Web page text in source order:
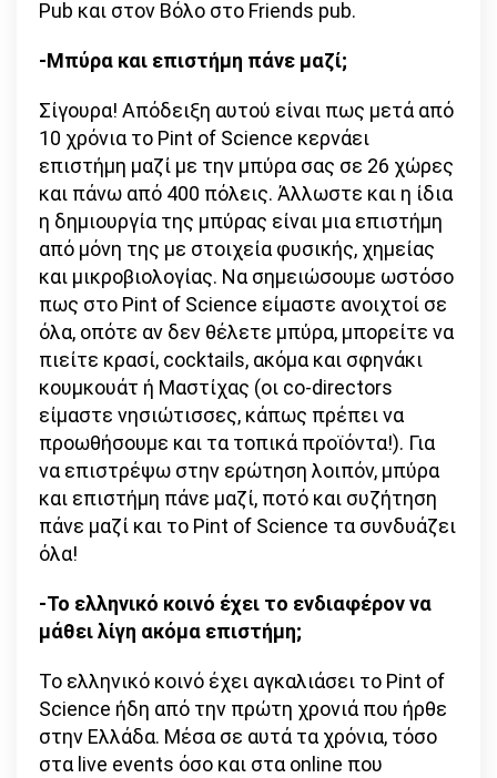
Pub και στον Βόλο στο Friends pub.
-Μπύρα και επιστήμη πάνε μαζί;
Σίγουρα! Απόδειξη αυτού είναι πως μετά από
10 χρόνια το Pint of Science κερνάει
επιστήμη μαζί με την μπύρα σας σε 26 χώρες
και πάνω από 400 πόλεις. Άλλωστε και η ίδια
η δημιουργία της μπύρας είναι μια επιστήμη
από μόνη της με στοιχεία φυσικής, χημείας
και μικροβιολογίας. Να σημειώσουμε ωστόσο
πως στο Pint of Science είμαστε ανοιχτοί σε
όλα, οπότε αν δεν θέλετε μπύρα, μπορείτε να
πιείτε κρασί, cocktails, ακόμα και σφηνάκι
κουμκουάτ ή Μαστίχας (οι co-directors
είμαστε νησιώτισσες, κάπως πρέπει να
προωθήσουμε και τα τοπικά προϊόντα!). Για
να επιστρέψω στην ερώτηση λοιπόν, μπύρα
και επιστήμη πάνε μαζί, ποτό και συζήτηση
πάνε μαζί και το Pint of Science τα συνδυάζει
όλα!
-Το ελληνικό κοινό έχει το ενδιαφέρον να
μάθει λίγη ακόμα επιστήμη;
Το ελληνικό κοινό έχει αγκαλιάσει το Pint of
Science ήδη από την πρώτη χρονιά που ήρθε
στην Ελλάδα. Μέσα σε αυτά τα χρόνια, τόσο
στα live events όσο και στα online που